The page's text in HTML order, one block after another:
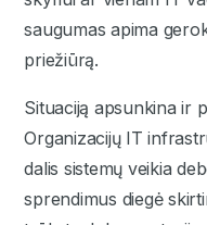
saugumas apima
priežiūrą.
Situaciją apsunkina ir
Organizacijų IT
dalis sistemų veikia
sprendimus diegė